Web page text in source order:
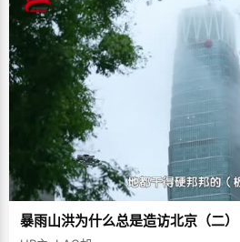
暴雨山洪为什么总是造访北京（二）